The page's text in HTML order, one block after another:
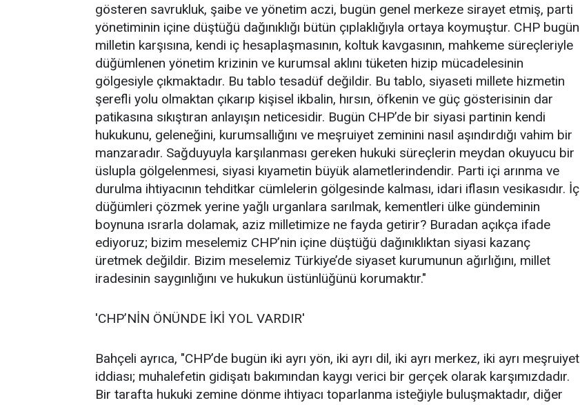
gösteren savrukluk, şaibe ve yönetim aczi, bugün genel merkeze sirayet etmiş, parti
yönetiminin içine düştüğü dağınıklığı bütün çıplaklığıyla ortaya koymuştur. CHP bugün
milletin karşısına, kendi iç hesaplaşmasının, koltuk kavgasının, mahkeme süreçleriyle
düğümlenen yönetim krizinin ve kurumsal aklını tüketen hizip mücadelesinin
gölgesiyle çıkmaktadır. Bu tablo tesadüf değildir. Bu tablo, siyaseti millete hizmetin
şerefli yolu olmaktan çıkarıp kişisel ikbalin, hırsın, öfkenin ve güç gösterisinin dar
patikasına sıkıştıran anlayışın neticesidir. Bugün CHP’de bir siyasi partinin kendi
hukukunu, geleneğini, kurumsallığını ve meşruiyet zeminini nasıl aşındırdığı vahim bir
manzaradır. Sağduyuyla karşılanması gereken hukuki süreçlerin meydan okuyucu bir
üslupla gölgelenmesi, siyasi kıyametin büyük alametlerindendir. Parti içi arınma ve
durulma ihtiyacının tehditkar cümlelerin gölgesinde kalması, idari iflasın vesikasıdır. İç
düğümleri çözmek yerine yağlı urganlara sarılmak, kementleri ülke gündeminin
boynuna ısrarla dolamak, aziz milletimize ne fayda getirir? Buradan açıkça ifade
ediyoruz; bizim meselemiz CHP’nin içine düştüğü dağınıklıktan siyasi kazanç
üretmek değildir. Bizim meselemiz Türkiye’de siyaset kurumunun ağırlığını, millet
iradesinin saygınlığını ve hukukun üstünlüğünü korumaktır."
'CHP’NİN ÖNÜNDE İKİ YOL VARDIR'
Bahçeli ayrıca, "CHP’de bugün iki ayrı yön, iki ayrı dil, iki ayrı merkez, iki ayrı meşruiyet
iddiası; muhalefetin gidişatı bakımından kaygı verici bir gerçek olarak karşımızdadır.
Bir tarafta hukuki zemine dönme ihtiyacı toparlanma isteğiyle buluşmaktadır, diğer